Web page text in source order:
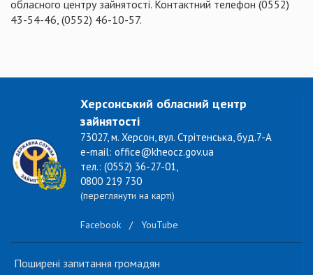
обласного центру зайнятості. Контактний телефон (0552)
43-54-46, (0552) 46-10-57.
Херсонський обласний центр
зайнятості
73027, м. Херсон, вул. Стрітенська, буд.7-А
e-mail: office@kheocz.gov.ua
тел.: (0552) 36-27-01,
0800 219 730
(переглянути на карті)
Facebook / YouTube
Поширені запитання громадян